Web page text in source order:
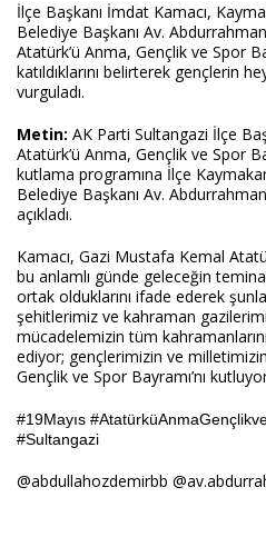
İlçe Başkanı İmdat Kamacı,
Belediye Başkanı Av.
Atatürk’ü Anma, Gençlik ve Spor
katıldıklarını belirterek gençlerin
vurguladı.
Metin: AK Parti Sultangazi İlçe
Atatürk’ü Anma, Gençlik ve Spor
kutlama programına İlçe
Belediye Başkanı Av.
açıkladı.
Kamacı, Gazi Mustafa Kemal
bu anlamlı günde geleceğin
ortak olduklarını ifade ederek
şehitlerimiz ve kahraman
mücadelemizin tüm
ediyor; gençlerimizin ve
Gençlik ve Spor Bayramı’nı
#19Mayıs
#Sultangazi
@abdullahozdemirbb